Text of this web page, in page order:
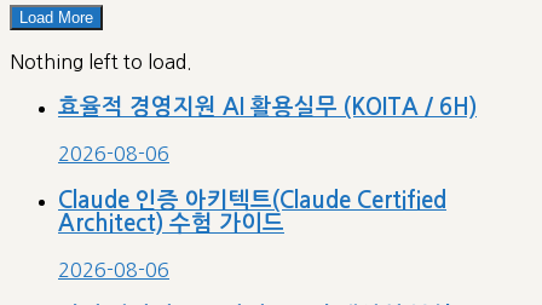
Load More
Nothing left to load.
효율적 경영지원 AI 활용실무 (KOITA / 6H)
2026-08-06
Claude 인증 아키텍트(Claude Certified
Architect) 수험 가이드
2026-08-06